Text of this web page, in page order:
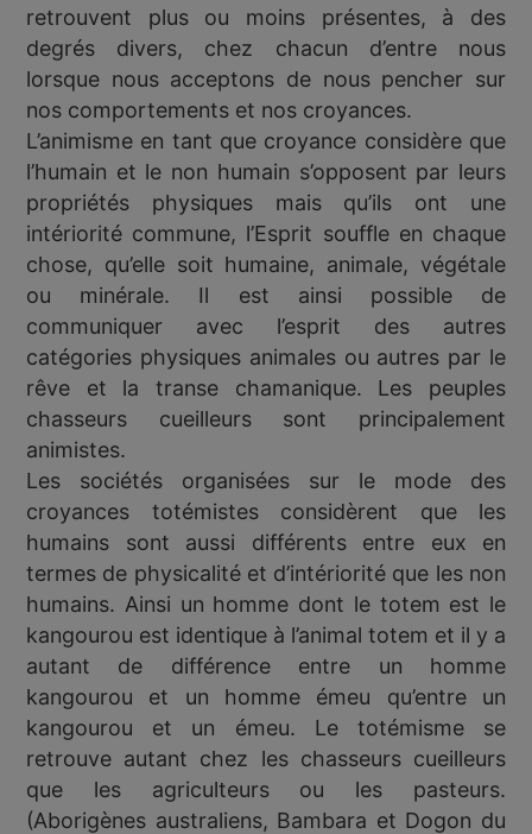
retrouvent plus ou moins présentes, à des
degrés divers, chez chacun d’entre nous
lorsque nous acceptons de nous pencher sur
nos comportements et nos croyances.
L’animisme en tant que croyance considère que
l’humain et le non humain s’opposent par leurs
propriétés physiques mais qu’ils ont une
intériorité commune, l’Esprit souffle en chaque
chose, qu’elle soit humaine, animale, végétale
ou minérale. Il est ainsi possible de
communiquer avec l’esprit des autres
catégories physiques animales ou autres par le
rêve et la transe chamanique. Les peuples
chasseurs cueilleurs sont principalement
animistes.
Les sociétés organisées sur le mode des
croyances totémistes considèrent que les
humains sont aussi différents entre eux en
termes de physicalité et d’intériorité que les non
humains. Ainsi un homme dont le totem est le
kangourou est identique à l’animal totem et il y a
autant de différence entre un homme
kangourou et un homme émeu qu’entre un
kangourou et un émeu. Le totémisme se
retrouve autant chez les chasseurs cueilleurs
que les agriculteurs ou les pasteurs.
(Aborigènes australiens, Bambara et Dogon du